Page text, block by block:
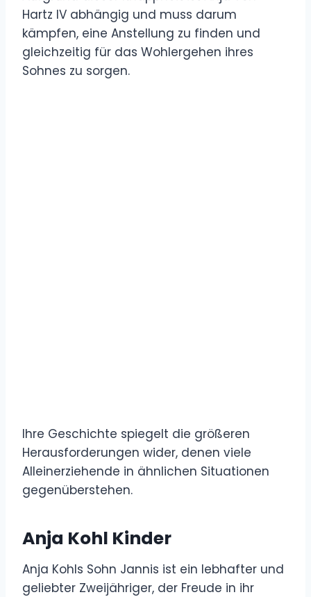
Hartz IV abhängig und muss darum
kämpfen, eine Anstellung zu finden und
gleichzeitig für das Wohlergehen ihres
Sohnes zu sorgen.
Ihre Geschichte spiegelt die größeren
Herausforderungen wider, denen viele
Alleinerziehende in ähnlichen Situationen
gegenüberstehen.
Anja Kohl Kinder
Anja Kohls Sohn Jannis ist ein lebhafter und
geliebter Zweijähriger, der Freude in ihr